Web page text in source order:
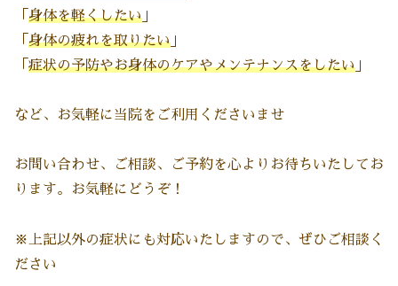
「 身体を軽くしたい 」
「 身体の疲れを取りたい 」
「 症状の予防やお身体のケアやメンテナンスをしたい 」
など、お気軽に当院をご利用くださいませ
お問い合わせ、ご相談、ご予約を心よりお待ちいたしてお
ります。お気軽にどうぞ！
※上記以外の症状にも対応いたしますので、ぜひご相談く
ださい